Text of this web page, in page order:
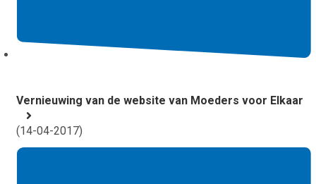
Vernieuwing van de website van Moeders voor Elkaar
(14-04-2017)